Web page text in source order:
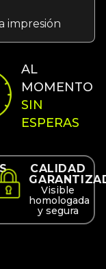
impresión
AL
MOMENTO
SIN
ESPERAS
CALIDAD
Visible
homologada
y segura